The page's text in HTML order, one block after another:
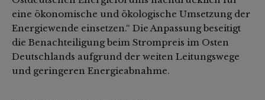
eine ökonomische und ökologische Umsetzung der
Energiewende einsetzen.“ Die Anpassung beseitigt
die Benachteiligung beim Strompreis im Osten
Deutschlands aufgrund der weiten Leitungswege
und geringeren Energieabnahme.